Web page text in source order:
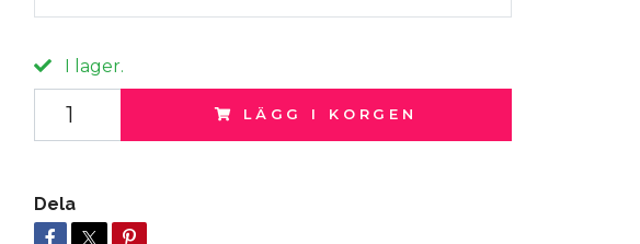
I lager.
LÄGG I KORGEN
Dela